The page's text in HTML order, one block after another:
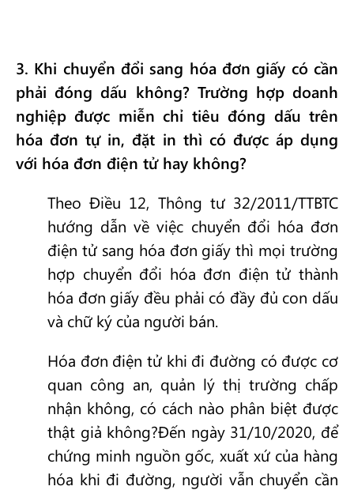
3. Khi chuyển đổi sang hóa đơn giấy có cần
phải đóng dấu không? Trường hợp doanh
nghiệp được miễn chỉ tiêu đóng dấu trên
hóa đơn tự in, đặt in thì có được áp dụng
với hóa đơn điện tử hay không?
Theo Điều 12, Thông tư 32/2011/TTBTC
hướng dẫn về việc chuyển đổi hóa đơn
điện tử sang hóa đơn giấy thì mọi trường
hợp chuyển đổi hóa đơn điện tử thành
hóa đơn giấy đều phải có đầy đủ con dấu
và chữ ký của người bán.
Hóa đơn điện tử khi đi đường có được cơ
quan công an, quản lý thị trường chấp
nhận không, có cách nào phân biệt được
thật giả không?Đến ngày 31/10/2020, để
chứng minh nguồn gốc, xuất xứ của hàng
hóa khi đi đường, người vẫn chuyển cần